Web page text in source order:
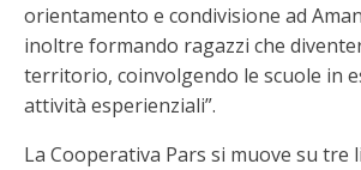
orientamento e condivisione ad
inoltre formando ragazzi che
territorio, coinvolgendo le scuole in
attività esperienziali”.
La Cooperativa Pars si muove su tre